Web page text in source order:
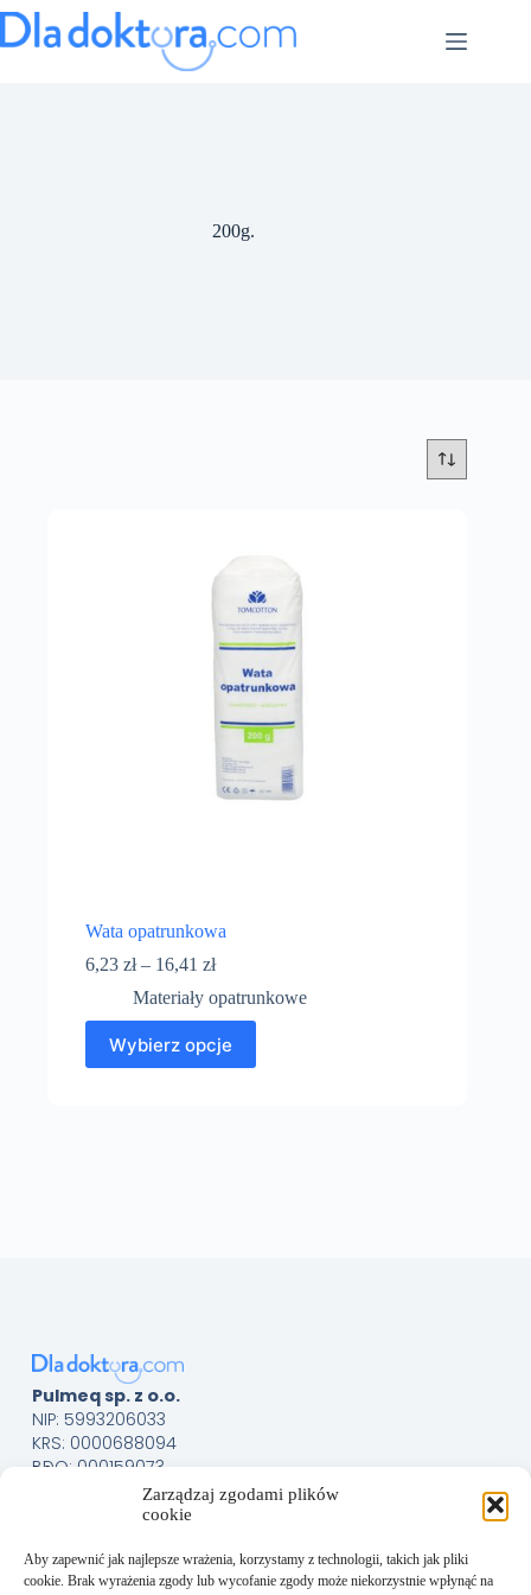
Zarządzaj zgodami plików
cookie
Aby zapewnić jak najlepsze wrażenia, korzystamy z technologii, takich jak pliki
cookie. Brak wyrażenia zgody lub wycofanie zgody może niekorzystnie wpłynąć na
200g.
Wata opatrunkowa
6,23 zł – 16,41 zł
Materiały opatrunkowe
Wybierz opcje
Pulmeq sp. z o.o.
NIP: 5993206033
KRS: 0000688094
BDO: 000159073
Menu
Kontakt
Obsługa Klienta